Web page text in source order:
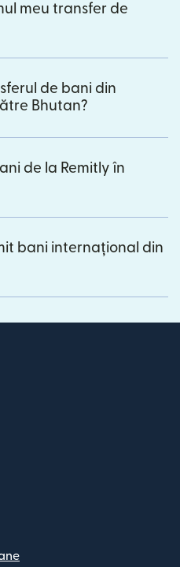
meu transfer de
de bani din
Bhutan?
de la Remitly în
bani internațional din